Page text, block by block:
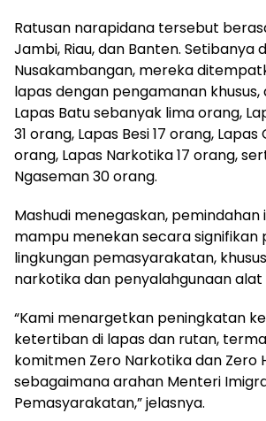
Ratusan narapidana tersebut
Jambi, Riau, dan Banten. Setibanya
Nusakambangan, mereka
lapas dengan pengamanan
Lapas Batu sebanyak lima orang,
31 orang, Lapas Besi 17 orang,
orang, Lapas Narkotika 17 orang,
Ngaseman 30 orang.
Mashudi menegaskan, pemindahan
mampu menekan secara signifikan
lingkungan pemasyarakatan,
narkotika dan penyalahgunaan alat
“Kami menargetkan peningkatan
ketertiban di lapas dan rutan,
komitmen Zero Narkotika dan Zero
sebagaimana arahan Menteri
Pemasyarakatan,” jelasnya.